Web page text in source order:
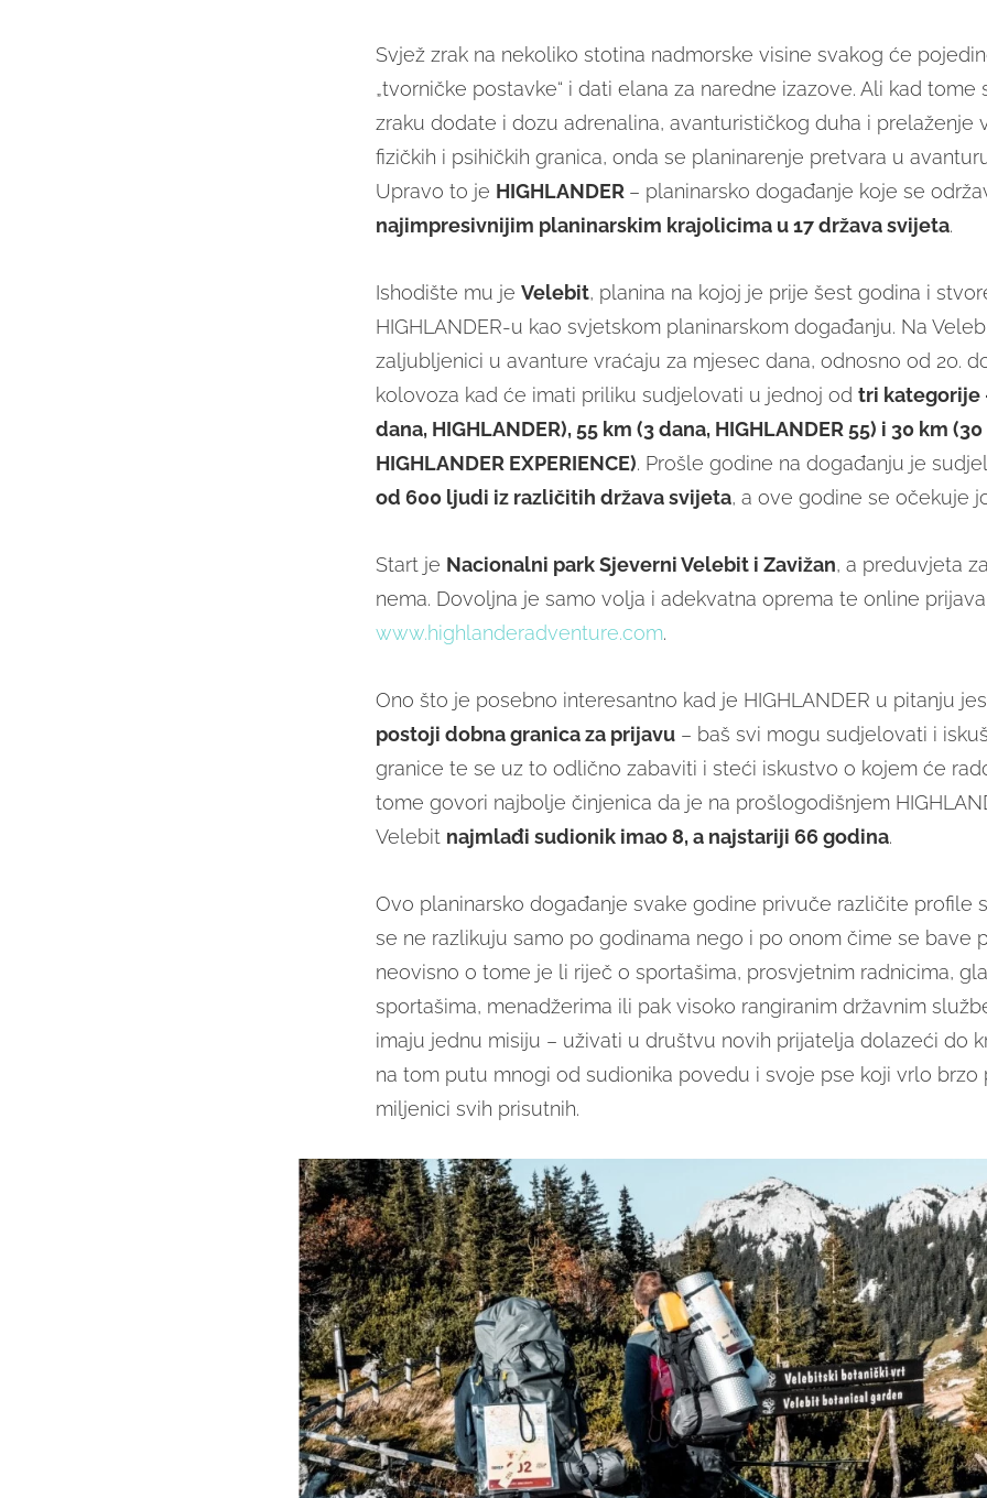
Svjež zrak na nekoliko stotina nadmorske visine svakog će
„tvorničke postavke“ i dati elana za naredne izazove. Ali kad tome
zraku dodate i dozu adrenalina, avanturističkog duha i prelaženje
fizičkih i psihičkih granica, onda se planinarenje pretvara u
Upravo to je HIGHLANDER – planinarsko događanje koje se
najimpresivnijim planinarskim krajolicima u 17 država svijeta.
Ishodište mu je Velebit, planina na kojoj je prije šest godina i
HIGHLANDER-u kao svjetskom planinarskom događanju. Na
zaljubljenici u avanture vraćaju za mjesec dana, odnosno od 20.
kolovoza kad će imati priliku sudjelovati u jednoj od tri kategorije
dana, HIGHLANDER), 55 km (3 dana, HIGHLANDER 55) i 30 km
HIGHLANDER EXPERIENCE). Prošle godine na događanju je
od 600 ljudi iz različitih država svijeta, a ove godine se očekuje
Start je Nacionalni park Sjeverni Velebit i Zavižan, a preduvjeta
nema. Dovoljna je samo volja i adekvatna oprema te online
www.highlanderadventure.com.
Ono što je posebno interesantno kad je HIGHLANDER u pitanju
postoji dobna granica za prijavu– baš svi mogu sudjelovati i
granice te se uz to odlično zabaviti i steći iskustvo o kojem će
tome govori najbolje činjenica da je na prošlogodišnjem
Velebit najmlađi sudionik imao 8, a najstariji 66 godina.
Ovo planinarsko događanje svake godine privuče različite profile
se ne razlikuju samo po godinama nego i po onom čime se bave
neovisno o tome je li riječ o sportašima, prosvjetnim radnicima,
sportašima, menadžerima ili pak visoko rangiranim državnim
imaju jednu misiju – uživati u društvu novih prijatelja dolazeći do
na tom putu mnogi od sudionika povedu i svoje pse koji vrlo brzo
miljenici svih prisutnih.